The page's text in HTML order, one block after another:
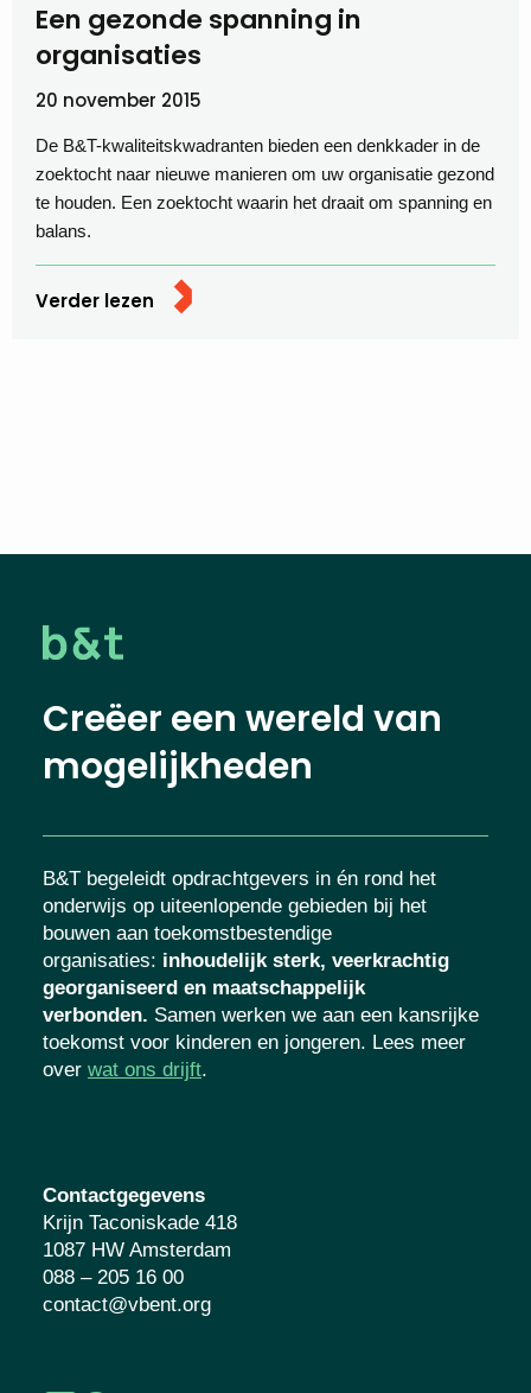
Een gezonde spanning in
organisaties
20 november 2015
De B&T-kwaliteitskwadranten bieden een denkkader in de
zoektocht naar nieuwe manieren om uw organisatie gezond
te houden. Een zoektocht waarin het draait om spanning en
balans.
Verder lezen
Creëer een wereld van
mogelijkheden
B&T begeleidt opdrachtgevers in én rond het
onderwijs op uiteenlopende gebieden bij het
bouwen aan toekomstbestendige
organisaties: inhoudelijk sterk, veerkrachtig
georganiseerd en maatschappelijk
verbonden. Samen werken we aan een kansrijke
toekomst voor kinderen en jongeren. Lees meer
over wat ons drijft.
Contactgegevens
Krijn Taconiskade 418
1087 HW Amsterdam
088 – 205 16 00
contact@vbent.org